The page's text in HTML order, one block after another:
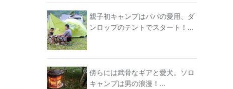
親子初キャンプはパパの愛用、ダ
ンロップのテントでスタート！...
傍らには武骨なギアと愛犬。ソロ
キャンプは男の浪漫！...